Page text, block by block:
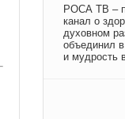
РОСА ТВ –
канал о
духовном
объединил
и мудрость